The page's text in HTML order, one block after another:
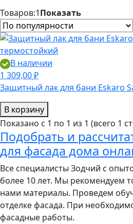
Товаров:1Показать
В наличии
1 309,00 ₽
Защитный лак для бани Eskaro
В корзину
Показано с 1 по 1 из 1 (всего 1
Подобрать и
для фасада дома
Все специалисты Зодчий с
более 10 лет. Мы рекомендуем
нами материалы. Проведем
отделке фасада. При
фасадные работы.